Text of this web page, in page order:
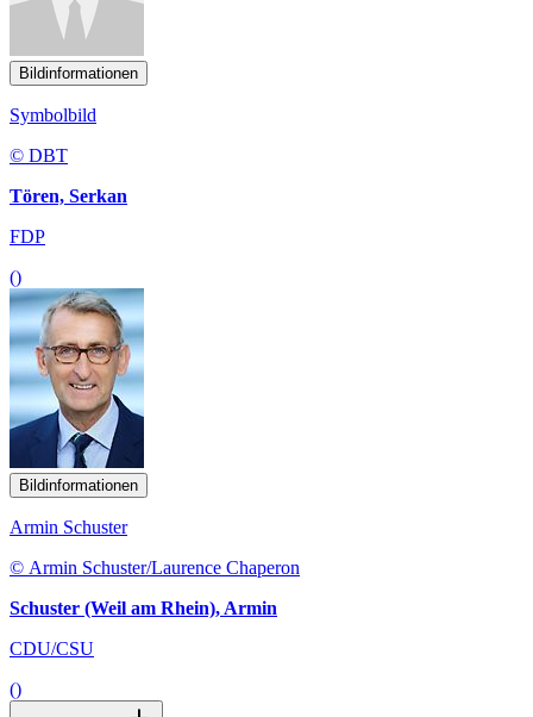
Bildinformationen
Symbolbild
© DBT
Tören, Serkan
FDP
()
Bildinformationen
Armin Schuster
© Armin Schuster/Laurence Chaperon
Schuster (Weil am Rhein), Armin
CDU/CSU
()